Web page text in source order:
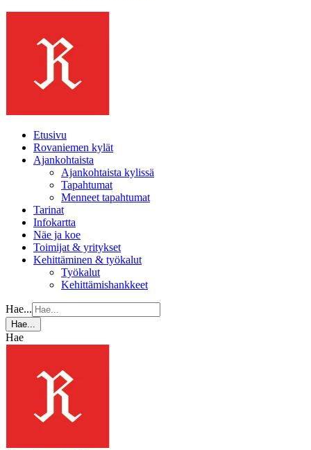
Etusivu
Rovaniemen kylät
Ajankohtaista
Ajankohtaista kylissä
Tapahtumat
Menneet tapahtumat
Tarinat
Infokartta
Näe ja koe
Toimijat & yritykset
Kehittäminen & työkalut
Työkalut
Kehittämishankkeet
Hae...
Hae...
Hae